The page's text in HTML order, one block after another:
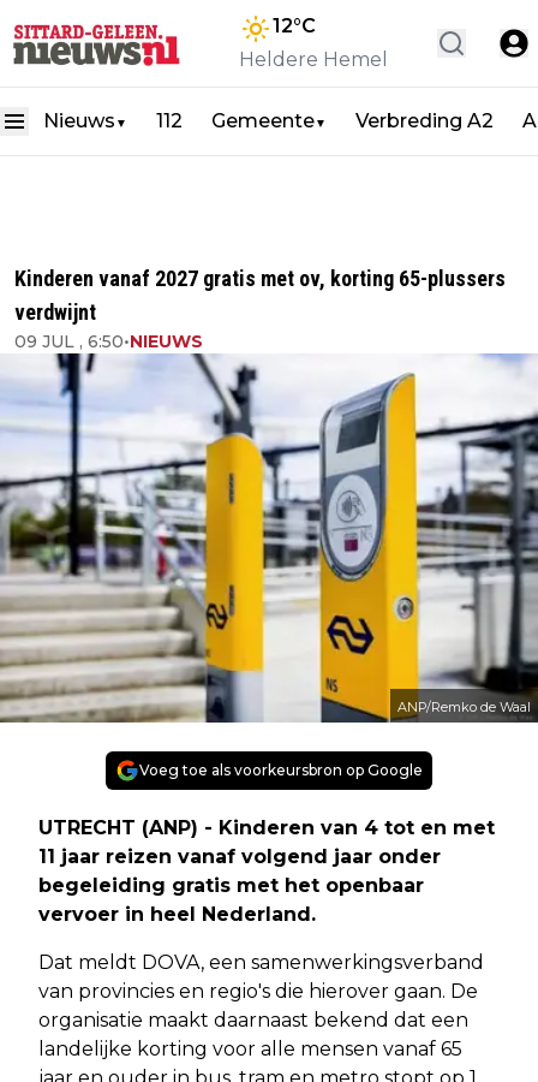
12°C
Heldere Hemel
Nieuws ▼ 112 Gemeente▼ Verbreding A2
Kinderen vanaf 2027 gratis met ov, korting 65-plussers
verdwijnt
09 JUL , 6:50•NIEUWS
ANP/Remko de Waal
Voeg toe als voorkeursbron op Google
UTRECHT (ANP) - Kinderen van 4 tot en met
11 jaar reizen vanaf volgend jaar onder
begeleiding gratis met het openbaar
vervoer in heel Nederland.
Dat meldt DOVA, een samenwerkingsverband
van provincies en regio's die hierover gaan. De
organisatie maakt daarnaast bekend dat een
landelijke korting voor alle mensen vanaf 65